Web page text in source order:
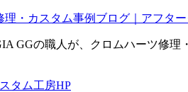
理・カスタム事例ブログ｜アフタ
GGの職人が、クロムハーツ修理
タム工房HP